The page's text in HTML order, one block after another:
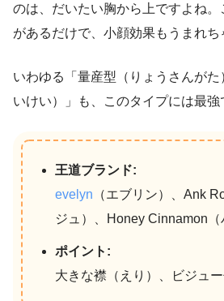
のは、だいたい胸から上ですよね
があるだけで、小顔効果もうまれち
いわゆる「量産型（りょうさんが
いけい）」も、このタイプには最強
王道ブランド:
evelyn （エブリン）、Ank
ジュ）、Honey Cinnamon（
ポイント:
大きな襟（えり）、ビジュ